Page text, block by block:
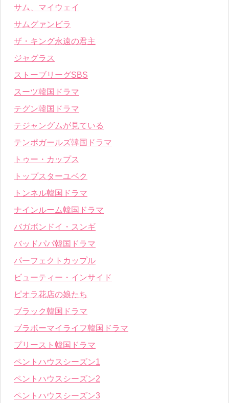
サム、マイウェイ
サムグァンビラ
ザ・キング永遠の君主
ジャグラス
ストーブリーグSBS
スーツ韓国ドラマ
テグン韓国ドラマ
テジャングムが見ている
テンポガールズ韓国ドラマ
トゥー・カップス
トップスターユベク
トンネル韓国ドラマ
ナインルーム韓国ドラマ
バガボンドイ・スンギ
バッドパパ韓国ドラマ
パーフェクトカップル
ビューティー・インサイド
ピオラ花店の娘たち
ブラック韓国ドラマ
ブラボーマイライフ韓国ドラマ
プリースト韓国ドラマ
ペントハウスシーズン1
ペントハウスシーズン2
ペントハウスシーズン3